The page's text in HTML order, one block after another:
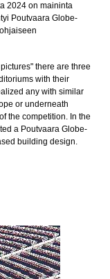
2024 on maininta
Poutvaara Globe-
there are three
with their
any with similar
or underneath
the competition. In the
a Poutvaara Globe-
building design.